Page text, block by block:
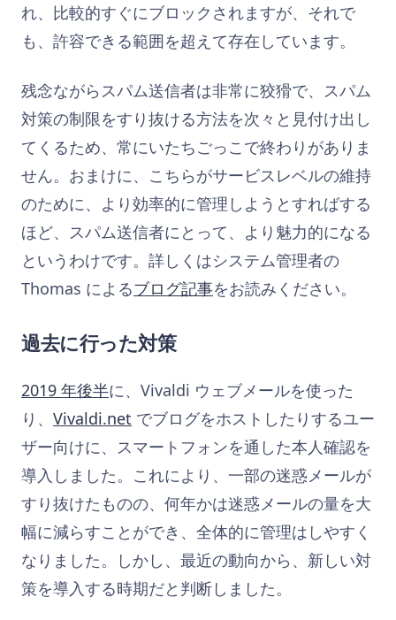
れ、比較的すぐにブロックされますが、それで
も、許容できる範囲を超えて存在しています。
残念ながらスパム送信者は非常に狡猾で、スパム
対策の制限をすり抜ける方法を次々と見付け出し
てくるため、常にいたちごっこで終わりがありま
せん。おまけに、こちらがサービスレベルの維持
のために、より効率的に管理しようとすればする
ほど、スパム送信者にとって、より魅力的になる
というわけです。詳しくはシステム管理者の
Thomas によるブログ記事をお読みください。
過去に行った対策
2019 年後半に、Vivaldi ウェブメールを使った
り、 Vivaldi.net でブログをホストしたりするユー
ザー向けに、スマートフォンを通した本人確認を
導入しました。これにより、一部の迷惑メールが
すり抜けたものの、何年かは迷惑メールの量を大
幅に減らすことができ、全体的に管理はしやすく
なりました。しかし、最近の動向から、新しい対
策を導入する時期だと判断しました。